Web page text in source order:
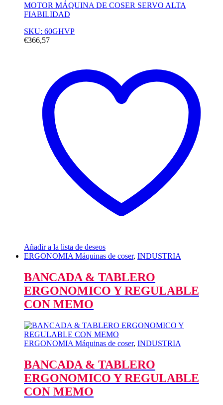
MOTOR MÁQUINA DE COSER SERVO ALTA
FIABILIDAD
SKU: 60GHVP
€366,57
Añadir a la lista de deseos
ERGONOMIA Máquinas de coser, INDUSTRIA
BANCADA & TABLERO
ERGONOMICO Y REGULABLE
CON MEMO
ERGONOMIA Máquinas de coser, INDUSTRIA
BANCADA & TABLERO
ERGONOMICO Y REGULABLE
CON MEMO